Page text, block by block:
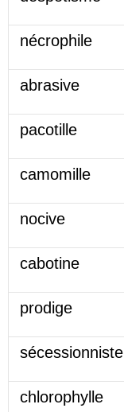
nécrophile
abrasive
pacotille
camomille
nocive
cabotine
prodige
sécessionniste
chlorophylle